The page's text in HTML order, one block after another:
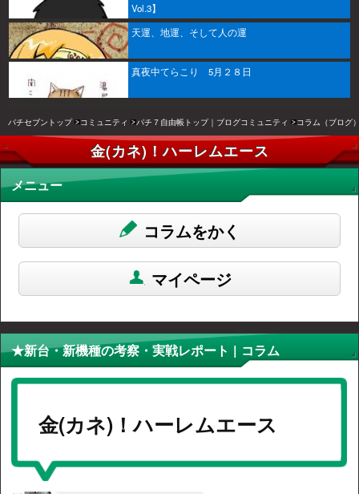
Vol.3】
天運、地運、そして人の運
真夜中てらこり 5月２８日
パチセブントップ コミュニティ パチ７自由帳トップ｜ブログコミュニティ コラム（ブログ
金(カネ)！ハーレムエース
メニュー
コラムをかく
マイページ
★新台・新機種の考察・実戦レポート | コラム
金(カネ)！ハーレムエース